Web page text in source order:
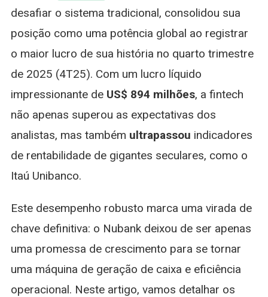
Itaú
desafiar o sistema tradicional, consolidou sua
posição como uma potência global ao registrar
o maior lucro de sua história no quarto trimestre
de 2025 (4T25). Com um lucro líquido
impressionante de US$ 894 milhões, a fintech
não apenas superou as expectativas dos
analistas, mas também ultrapassou indicadores
de rentabilidade de gigantes seculares, como o
Itaú Unibanco.
Este desempenho robusto marca uma virada de
chave definitiva: o Nubank deixou de ser apenas
uma promessa de crescimento para se tornar
uma máquina de geração de caixa e eficiência
operacional. Neste artigo, vamos detalhar os